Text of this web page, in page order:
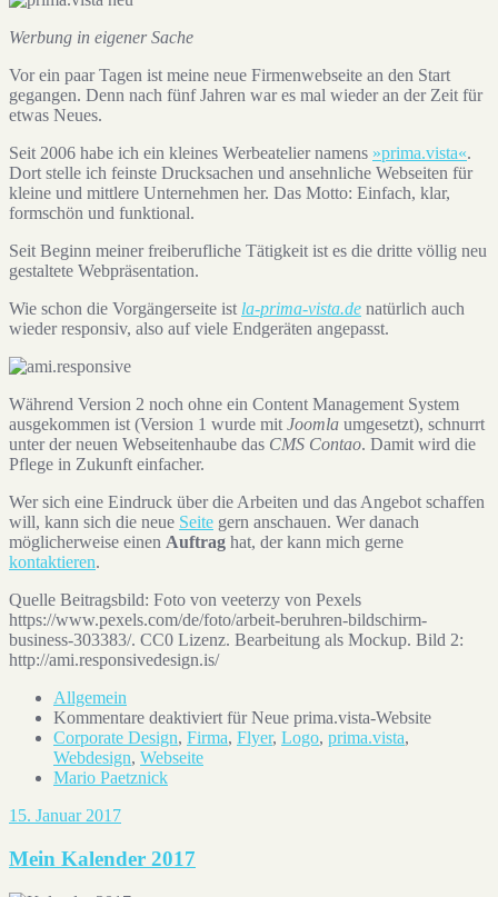
Werbung in eigener Sache
Vor ein paar Tagen ist meine neue Firmenwebseite an den Start
gegangen. Denn nach fünf Jahren war es mal wieder an der Zeit für
etwas Neues.
Seit 2006 habe ich ein kleines Werbeatelier namens »prima.vista«.
Dort stelle ich feinste Drucksachen und ansehnliche Webseiten für
kleine und mittlere Unternehmen her. Das Motto: Einfach, klar,
formschön und funktional.
Seit Beginn meiner freiberufliche Tätigkeit ist es die dritte völlig neu
gestaltete Webpräsentation.
Wie schon die Vorgängerseite ist la-prima-vista.de natürlich auch
wieder responsiv, also auf viele Endgeräten angepasst.
Während Version 2 noch ohne ein Content Management System
ausgekommen ist (Version 1 wurde mit Joomla umgesetzt), schnurrt
unter der neuen Webseitenhaube das CMS Contao. Damit wird die
Pflege in Zukunft einfacher.
Wer sich eine Eindruck über die Arbeiten und das Angebot schaffen
will, kann sich die neue Seite gern anschauen. Wer danach
möglicherweise einen Auftrag hat, der kann mich gerne
kontaktieren.
Quelle Beitragsbild: Foto von veeterzy von Pexels
https://www.pexels.com/de/foto/arbeit-beruhren-bildschirm-
business-303383/. CC0 Lizenz. Bearbeitung als Mockup. Bild 2:
http://ami.responsivedesign.is/
Allgemein
Kommentare deaktiviert für Neue prima.vista-Website
Corporate Design, Firma, Flyer, Logo, prima.vista,
Webdesign, Webseite
Mario Paetznick
15. Januar 2017
Mein Kalender 2017